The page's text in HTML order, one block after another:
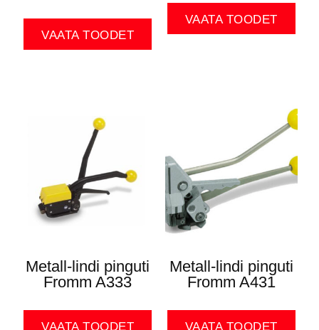
VAATA TOODET
VAATA TOODET
Metall-lindi pinguti
Fromm A333
VAATA TOODET
Metall-lindi pinguti
Fromm A431
VAATA TOODET